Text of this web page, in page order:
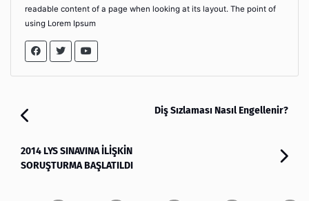
readable content of a page when looking at its layout. The point of
using Lorem Ipsum
Diş Sızlaması Nasıl Engellenir?
2014 LYS SINAVINA İLİŞKİN
SORUŞTURMA BAŞLATILDI